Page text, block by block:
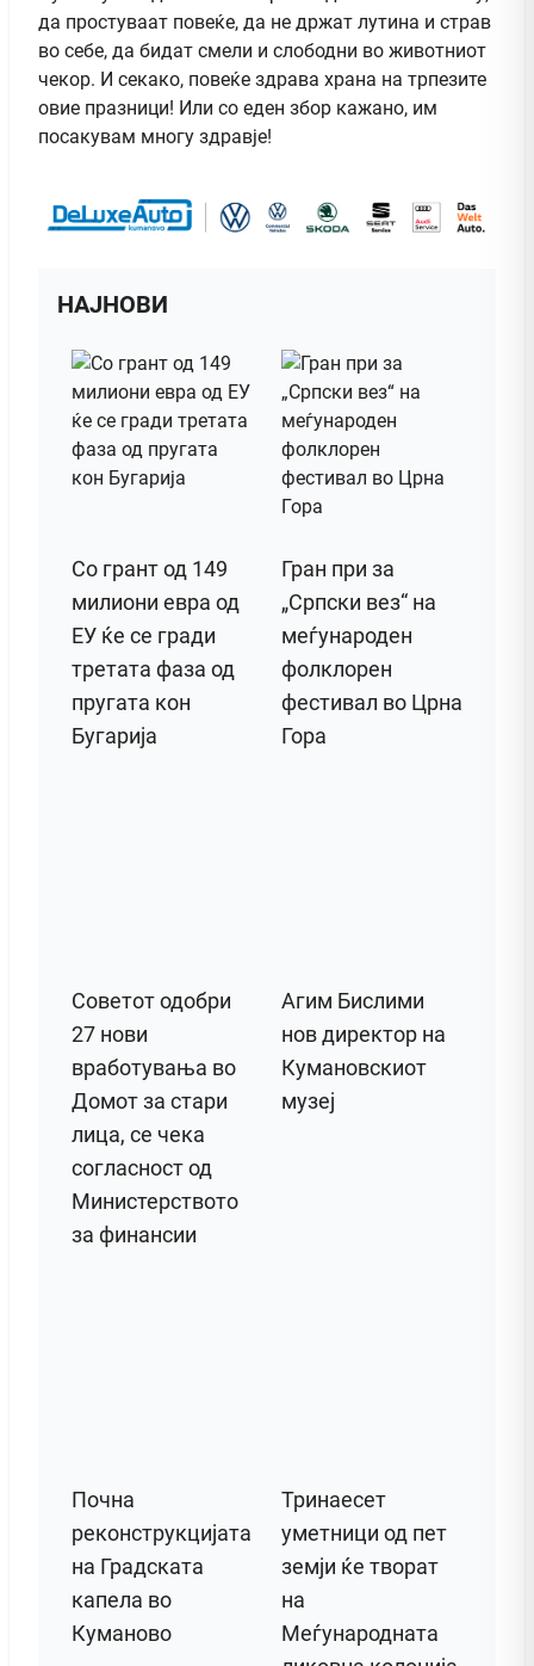
да простуваат повеќе, да не држат лутина и страв
во себе, да бидат смели и слободни во животниот
чекор. И секако, повеќе здрава храна на трпезите
овие празници! Или со еден збор кажано, им
посакувам многу здравје!
НАЈНОВИ
Со грант од 149
милиони евра од
ЕУ ќе се гради
третата фаза од
пругата кон
Бугарија
Гран при за
„Српски вез“ на
меѓународен
фолклорен
фестивал во Црна
Гора
Советот одобри
27 нови
вработувања во
Домот за стари
лица, се чека
согласност од
Министерството
за финансии
Агим Бислими
нов директор на
Кумановскиот
музеј
Почна
реконструкцијата
на Градската
капела во
Куманово
Тринаесет
уметници од пет
земји ќе творат
на
Меѓународната